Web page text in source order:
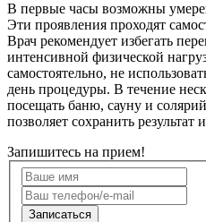
В первые часы возможны
Эти проявления проходят
Врач рекомендует избегать
интенсивной физической
самостоятельно, не
день процедуры. В течение
посещать баню, сауну и
позволяет сохранить
Запишитесь на прием!
Записаться